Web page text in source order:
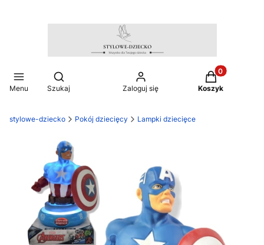
Menu
Otwórz wyszukiwarkę
Szukaj Zaloguj się
Produkty w
Koszyk
stylowe-dziecko Pokój dziecięcy Lampki dziecięce